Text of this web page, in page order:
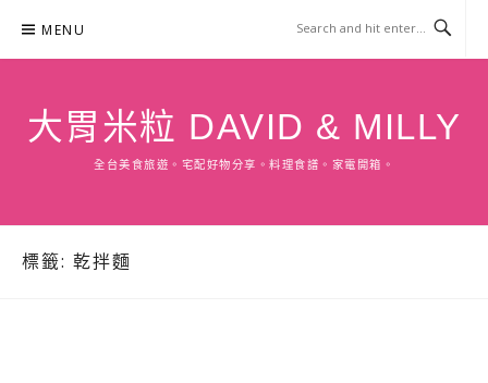
content
MENU
大胃米粒 DAVID & MILLY
全台美食旅遊。宅配好物分享。料理食譜。家電開箱。
標籤: 乾拌麵